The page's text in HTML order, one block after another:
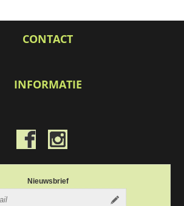
CONTACT
INFORMATIE
Nieuwsbrief